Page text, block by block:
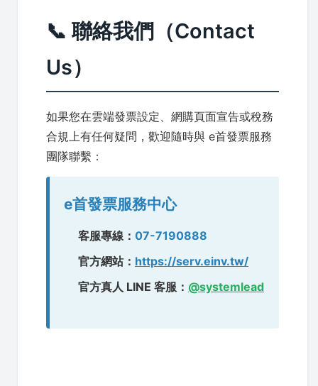
📞 聯絡我們（Contact
Us）
如果您在雲端發票設定、網購頁面宣告或稅務
合規上有任何疑問，歡迎隨時與 e首發票服務
團隊聯繫：
e首發票服務中心
客服專線： 07-7190888
官方網站： https://serv.einv.tw/
官方真人 LINE 客服： @systemlead